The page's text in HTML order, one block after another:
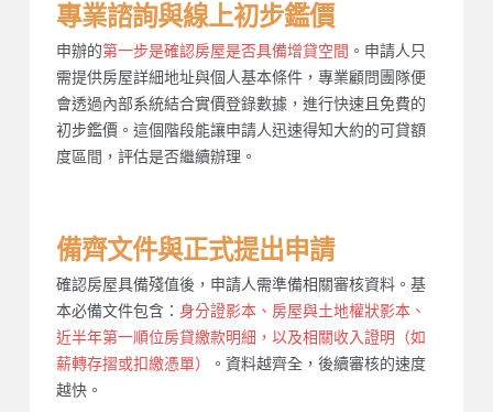
專業諮詢與線上初步鑑價
申辦的第一步是確認房屋是否具備增貸空間 。申請人只
需提供房屋詳細地址與個人基本條件，專業顧問團隊便
會透過內部系統結合實價登錄數據，進行快速且免費的
初步鑑價。這個階段能讓申請人迅速得知大約的可貸額
度區間，評估是否繼續辦理。
備齊文件與正式提出申請
確認房屋具備殘值後，申請人需準備相關審核資料。基
本必備文件包含： 身分證影本、房屋與土地權狀影本、
近半年第一順位房貸繳款明細，以及相關收入證明（如
薪轉存摺或扣繳憑單）
。資料越齊全，後續審核的速度
越快。